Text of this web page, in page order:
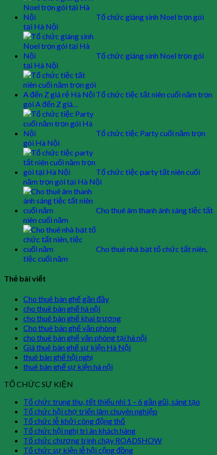
Tổ chức giáng sinh Noel trọn gói
tại Hà Nội
Tổ chức giáng sinh Noel trọn gói
tại Hà Nội
Tổ chức tiệc tất niên cuối năm trọn
gói A đến Z giá…
Tổ chức tiệc Party cuối năm trọn
gói Hà Nội
Tổ chức tiệc party tất niên cuối
năm trọn gói tại Hà Nội
Cho thuê âm thanh ánh sáng tiệc tất
niên cuối năm
Cho thuê nhà bạt tổ chức tất niên,
tiệc cuối năm
Thẻ bài viết
Cho thuê bàn ghế gần đầy
cho thuê bàn ghế hà nội
cho thuê bàn ghế khai trương
Cho thuê bàn ghế văn phòng
cho thuê bàn ghế văn phòng tại hà nội
Giá thuê bàn ghế sự kiện Hà Nội
thuê bàn ghế hội nghị
thuê bàn ghế sự kiện hà nội
TỔ CHỨC SỰ KIỆN
Tổ chức trung thu, tết thiếu nhi 1 – 6 gần gũi, sáng tạo
Tổ chức hội chợ triển lãm chuyên nghiệp
Tổ chức lễ khởi công động thổ
Tổ chức hội nghị tri ân khách hàng
Tổ chức chương trình chạy ROADSHOW
Tổ chức sự kiện lễ hội cộng đồng